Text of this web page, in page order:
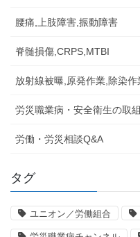
腰痛,上肢障害,振動障害
脊髄損傷,CRPS,MTBI
放射線被曝,原発作業,除染作
労災職業病・安全衛生の取組
労働・労災相談Q&A
タグ
ユニオン／労働組合